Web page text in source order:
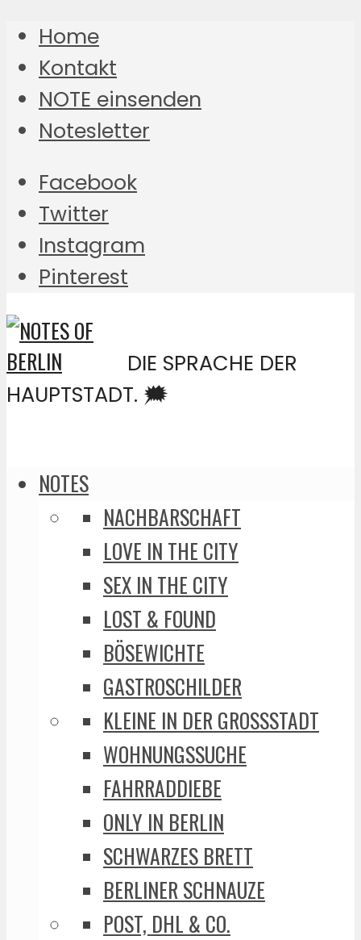
Home
Kontakt
NOTE einsenden
Notesletter
Facebook
Twitter
Instagram
Pinterest
DIE SPRACHE DER
HAUPTSTADT. 🗯️
NOTES
NACHBARSCHAFT
LOVE IN THE CITY
SEX IN THE CITY
LOST & FOUND
BÖSEWICHTE
GASTROSCHILDER
KLEINE IN DER GROSSSTADT
WOHNUNGSSUCHE
FAHRRADDIEBE
ONLY IN BERLIN
SCHWARZES BRETT
BERLINER SCHNAUZE
POST, DHL & CO.